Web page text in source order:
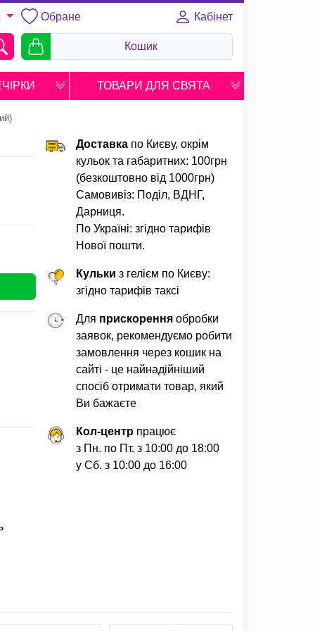
Обране
Кабінет
Кошик
ТОВАРИ ДЛЯ СВЯТА
Доставкапо Києву, окрім
кульок та габаритних: 100грн
(безкоштовно від 1000грн)
Самовивіз: Поділ, ВДНГ,
Дарниця.
По Україні: згідно тарифів
Нової пошти.
Кульки з гелієм по Києву:
згідно тарифів таксі
Для прискоренняобробки
заявок, рекомендуємо робити
замовлення через кошик на
сайті - це найнадійніший
спосіб отримати товар, який
Ви бажаєте
Кол-центрпрацює
з Пн. по Пт. з 10:00 до 18:00
у Сб. з 10:00 до 16:00